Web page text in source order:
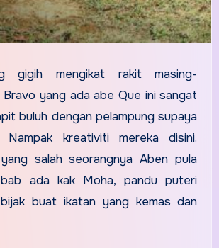
gigih mengikat rakit masing-
Bravo yang ada abe Que ini sangat
buluh dengan pelampung supaya
Nampak kreativiti mereka disini.
salah seorangnya Aben pula
ada kak Moha, pandu puteri
buat ikatan yang kemas dan